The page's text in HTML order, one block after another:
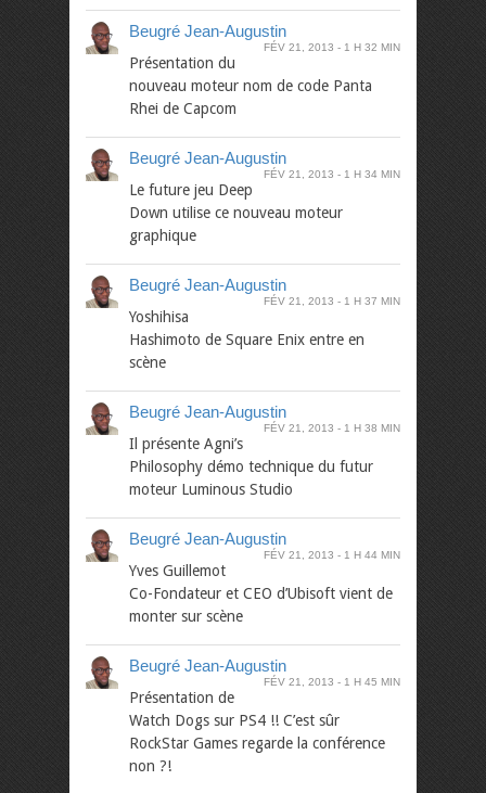
Beugré Jean-Augustin
FÉV 21, 2013 1 H 32 MIN
Présentation du
nouveau moteur nom de code Panta
Rhei de Capcom
Beugré Jean-Augustin
FÉV 21, 2013 1 H 34 MIN
Le future jeu Deep
Down utilise ce nouveau moteur
graphique
Beugré Jean-Augustin
FÉV 21, 2013 1 H 37 MIN
Yoshihisa
Hashimoto de Square Enix entre en
scène
Beugré Jean-Augustin
FÉV 21, 2013 1 H 38 MIN
Il présente Agni’s
Philosophy démo technique du futur
moteur Luminous Studio
Beugré Jean-Augustin
FÉV 21, 2013 1 H 44 MIN
Yves Guillemot
Co-Fondateur et CEO d’Ubisoft vient de
monter sur scène
Beugré Jean-Augustin
FÉV 21, 2013 1 H 45 MIN
Présentation de
Watch Dogs sur PS4 !! C’est sûr
RockStar Games regarde la conférence
non ?!